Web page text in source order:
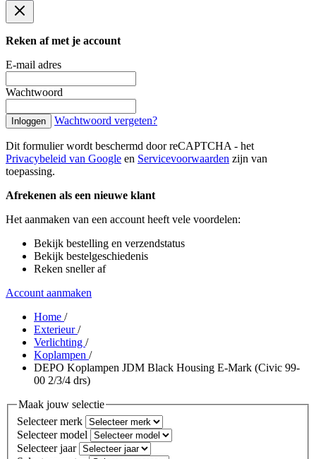
Reken af met je account
E-mail adres
Wachtwoord
Inloggen Wachtwoord vergeten?
Dit formulier wordt beschermd door reCAPTCHA - het
Privacybeleid van Google en Servicevoorwaarden zijn van
toepassing.
Afrekenen als een nieuwe klant
Het aanmaken van een account heeft vele voordelen:
Bekijk bestelling en verzendstatus
Bekijk bestelgeschiedenis
Reken sneller af
Account aanmaken
Home /
Exterieur/
Verlichting /
Koplampen /
DEPO Koplampen JDM Black Housing E-Mark (Civic 99-
00 2/3/4 drs)
Maak jouw selectie
Selecteer merk
Selecteer model
Selecteer jaar